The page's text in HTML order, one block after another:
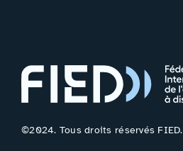
©2024. Tous droits réservés FIED.